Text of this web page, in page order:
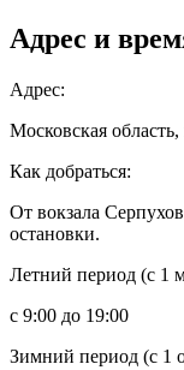
Адрес и
Адрес:
Московская
Как добраться:
От вокзала
остановки.
Летний период (с 1
с 9:00 до 19:00
Зимний период (с 1